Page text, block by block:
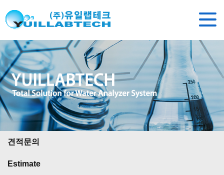
견적문의
Estimate